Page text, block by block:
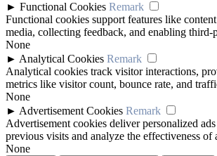
► Functional Cookies Remark
Functional cookies support features like
media, collecting feedback, and enabling third-
None
► Analytical Cookies Remark
Analytical cookies track visitor interactions,
metrics like visitor count, bounce rate, and
None
► Advertisement Cookies Remark
Advertisement cookies deliver personalized
previous visits and analyze the effectiveness of
None